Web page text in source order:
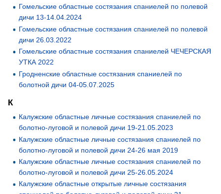
Гомельские областные состязания спаниелей по полевой
дичи 13-14.04.2024
Гомельские областные состязания спаниелей по полевой
дичи 26.03.2022
Гомельские областные состязания спаниелей ЧЕЧЕРСКАЯ
УТКА 2022
Гродненские областные состязания спаниелей по
болотной дичи 04-05.07.2025
К
Калужские областные личные состязания спаниелей по
болотно-луговой и полевой дичи 19-21.05.2023
Калужские областные личные состязания спаниелей по
болотно-луговой и полевой дичи 24-26 мая 2019
Калужские областные личные состязания спаниелей по
болотно-луговой и полевой дичи 25-26.05.2024
Калужские областные открытые личные состязания